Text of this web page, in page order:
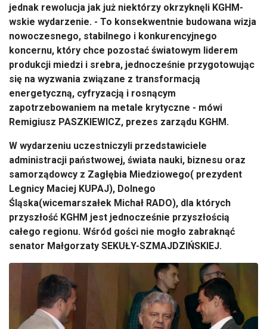
jednak rewolucja jak już niektórzy okrzyknęli KGHM-
wskie wydarzenie. - To konsekwentnie budowana wizja
nowoczesnego, stabilnego i konkurencyjnego
koncernu, który chce pozostać światowym liderem
produkcji miedzi i srebra, jednocześnie przygotowując
się na wyzwania związane z transformacją
energetyczną, cyfryzacją i rosnącym
zapotrzebowaniem na metale krytyczne - mówi
Remigiusz PASZKIEWICZ, prezes zarządu KGHM.
W wydarzeniu uczestniczyli przedstawiciele
administracji państwowej, świata nauki, biznesu oraz
samorządowcy z Zagłębia Miedziowego( prezydent
Legnicy Maciej KUPAJ), Dolnego
Śląska(wicemarszałek Michał RADO), dla których
przyszłość KGHM jest jednocześnie przyszłością
całego regionu. Wśród gości nie mogło zabraknąć
senator Małgorzaty SEKUŁY-SZMAJDZIŃSKIEJ.